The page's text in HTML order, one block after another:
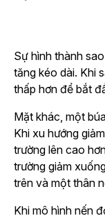
Sự hình thành
tăng kéo dài. Khi
thấp hơn để bắt
Mặt khác, một
Khi xu hướng
trường lên cao
trường giảm
trên và một thân
Khi mô hình nến